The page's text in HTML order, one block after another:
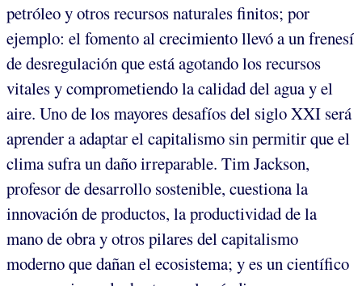
petróleo y otros recursos naturales finitos; por
ejemplo: el fomento al crecimiento llevó a un frenesí
de desregulación que está agotando los recursos
vitales y comprometiendo la calidad del agua y el
aire. Uno de los mayores desafíos del siglo XXI será
aprender a adaptar el capitalismo sin permitir que el
clima sufra un daño irreparable. Tim Jackson,
profesor de desarrollo sostenible, cuestiona la
innovación de productos, la productividad de la
mano de obra y otros pilares del capitalismo
moderno que dañan el ecosistema; y es un científico